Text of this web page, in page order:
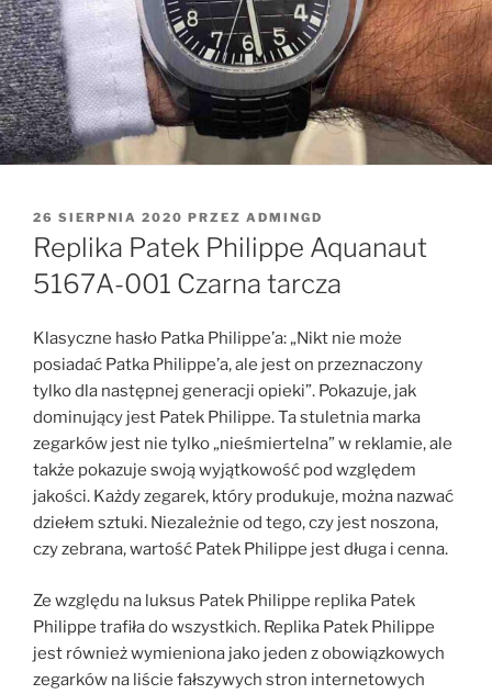
OPUBLIKOWANE
W
26 SIERPNIA 2020 PRZEZ ADMINGD
Replika Patek Philippe Aquanaut
5167A-001 Czarna tarcza
Klasyczne hasło Patka Philippe’a: „Nikt nie może
posiadać Patka Philippe’a, ale jest on przeznaczony
tylko dla następnej generacji opieki”. Pokazuje, jak
dominujący jest Patek Philippe. Ta stuletnia marka
zegarków jest nie tylko „nieśmiertelna” w reklamie, ale
także pokazuje swoją wyjątkowość pod względem
jakości. Każdy zegarek, który produkuje, można nazwać
dziełem sztuki. Niezależnie od tego, czy jest noszona,
czy zebrana, wartość Patek Philippe jest długa i cenna.
Ze względu na luksus Patek Philippe replika Patek
Philippe trafiła do wszystkich. Replika Patek Philippe
jest również wymieniona jako jeden z obowiązkowych
zegarków na liście fałszywych stron internetowych